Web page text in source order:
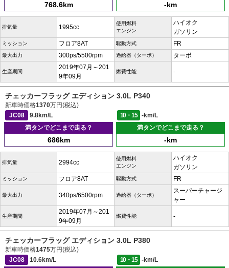
768.6km -km
排気量 1995cc
使用燃料
エンジン
ハイオク
ガソリン
ミッション フロア8AT 駆動方式 FR
最大出力 300ps/5500rpm 過給器（ターボ） ターボ
生産期間
2019年07月～201
9年09月
燃費性能 -
チェッカーフラッグ エディション 3.0L P340
新車時価格1370万円(税込)
JC08
9.8km/L 10・15
-km/L
満タンでどこまで走る？
686km
満タンでどこまで走る？
-km
排気量 2994cc
使用燃料
エンジン
ハイオク
ガソリン
ミッション フロア8AT 駆動方式 FR
最大出力 340ps/6500rpm 過給器（ターボ）
スーパーチャージ
ャー
生産期間
2019年07月～201
9年09月
燃費性能 -
チェッカーフラッグ エディション 3.0L P380
新車時価格1475万円(税込)
JC08
10.6km/L 10・15
-km/L